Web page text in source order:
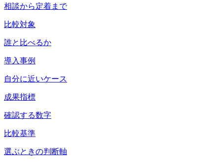
相談から定着まで
比較対象
誰と比べるか
導入事例
自分に近いケース
成果指標
確認する数字
比較基準
選ぶときの判断軸